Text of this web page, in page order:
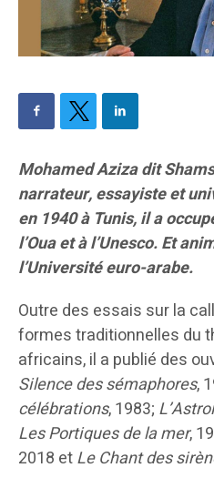
Mohamed Aziza dit
narrateur, essayiste et
en 1940 à Tunis, il a
l’Oua et à l’Unesco. Et
l’Université euro-arabe.
Outre des essais sur la
formes traditionnelles du
africains, il a publié des
Silence des sémaphores,
célébrations, 1983;
Les Portiques de la mer,
2018 etLe Chant des